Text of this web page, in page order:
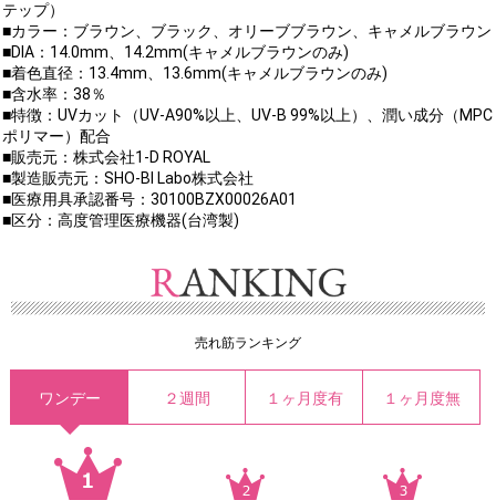
テップ）
■カラー：ブラウン、ブラック、オリーブブラウン、キャメルブラウン
■DIA：14.0mm、14.2mm(キャメルブラウンのみ)
■着色直径：13.4mm、13.6mm(キャメルブラウンのみ)
■含水率：38％
■特徴：UVカット（UV-A90%以上、UV-B 99%以上）、潤い成分（MPC
ポリマー）配合
■販売元：株式会社1-D ROYAL
■製造販売元：SHO-BI Labo株式会社
■医療用具承認番号：30100BZX00026A01
■区分：高度管理医療機器(台湾製)
売れ筋ランキング
ワンデー ２週間 １ヶ月度有 １ヶ月度無